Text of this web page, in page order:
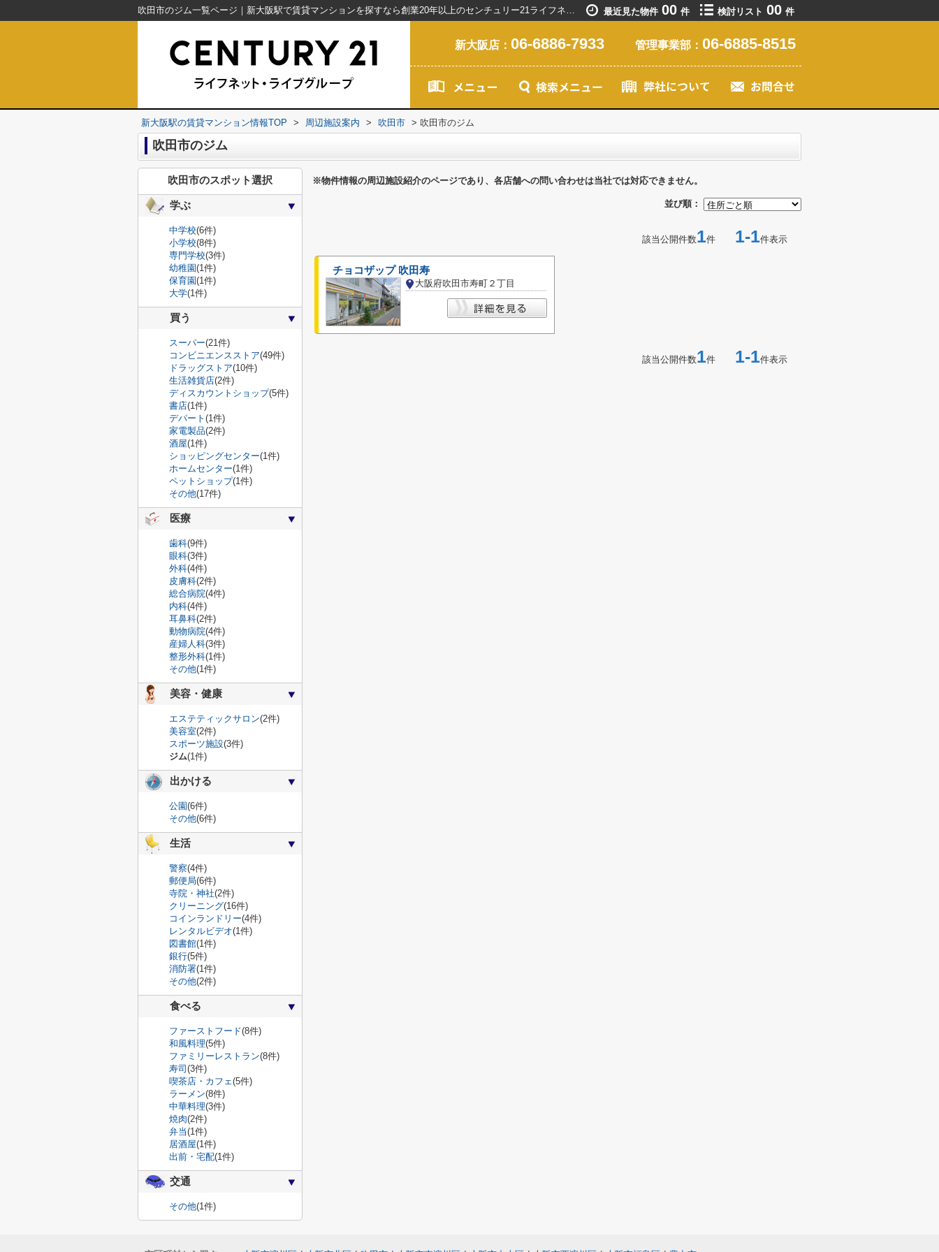
吹田市のジム一覧ページ｜新大阪駅で賃貸マンションを探すなら創業20年以上のセンチュリー21ライフネット・ライブグループ 最近見た物件 00 件 検討リスト 00 件
新大阪店： 06-6886-7933 管理事業部： 06-6885-8515
新大阪駅の賃貸マンション情報TOP > 周辺施設案内 > 吹田市 > 吹田市のジム
吹田市のジム
※物件情報の周辺施設紹介のページであり、各店舗への問い合わせは当社では対応できません。
並び順：
該当公開件数1件 1-1件表示
チョコザップ 吹田寿
大阪府吹田市寿町２丁目
該当公開件数1件 1-1件表示
吹田市のスポット選択
学ぶ
中学校(6件)
小学校(8件)
専門学校(3件)
幼稚園(1件)
保育園(1件)
大学(1件)
買う
スーパー(21件)
コンビニエンスストア(49件)
ドラッグストア(10件)
生活雑貨店(2件)
ディスカウントショップ(5件)
書店(1件)
デパート (1件)
家電製品(2件)
酒屋(1件)
ショッピングセンター(1件)
ホームセンター(1件)
ペットショップ(1件)
その他(17件)
医療
歯科(9件)
眼科(3件)
外科(4件)
皮膚科(2件)
総合病院(4件)
内科(4件)
耳鼻科(2件)
動物病院(4件)
産婦人科(3件)
整形外科(1件)
その他(1件)
美容・健康
エステティックサロン(2件)
美容室(2件)
スポーツ施設(3件)
ジム(1件)
出かける
公園(6件)
その他(6件)
生活
警察(4件)
郵便局(6件)
寺院・神社(2件)
クリーニング(16件)
コインランドリー(4件)
レンタルビデオ(1件)
図書館(1件)
銀行(5件)
消防署(1件)
その他(2件)
食べる
ファーストフード(8件)
和風料理(5件)
ファミリーレストラン(8件)
寿司 (3件)
喫茶店・カフェ(5件)
ラーメン(8件)
中華料理(3件)
焼肉(2件)
弁当(1件)
居酒屋(1件)
出前・宅配(1件)
交通
その他(1件)